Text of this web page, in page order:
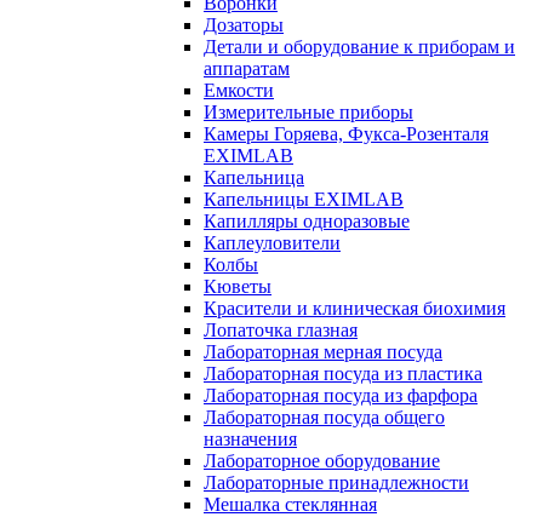
Дозаторы
Детали и оборудование к приборам и
аппаратам
Емкости
Измерительные приборы
Камеры Горяева, Фукса-Розенталя
EXIMLAB
Капельница
Капельницы EXIMLAB
Капилляры одноразовые
Каплеуловители
Колбы
Кюветы
Красители и клиническая биохимия
Лопаточка глазная
Лабораторная мерная посуда
Лабораторная посуда из пластика
Лабораторная посуда из фарфора
Лабораторная посуда общего
назначения
Лабораторное оборудование
Лабораторные принадлежности
Мешалка стеклянная